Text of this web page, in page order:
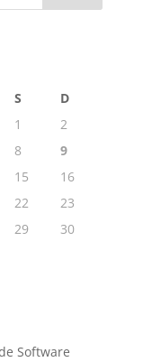
S
D
1
2
8
9
15
16
22
23
29
30
Software